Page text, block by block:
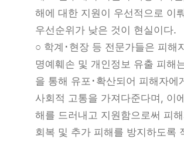
해에 대한 지원이 우선적으로 이
우선순위가 낮은 것이 현실이다.
○ 학계･현장 등 전문가들은 피해
명예훼손 및 개인정보 유출 피해
을 통해 유포･확산되어 피해자에
사회적 고통을 가져다준다며, 이
해를 드러내고 지원함으로써 피
회복 및 추가 피해를 방지하도록